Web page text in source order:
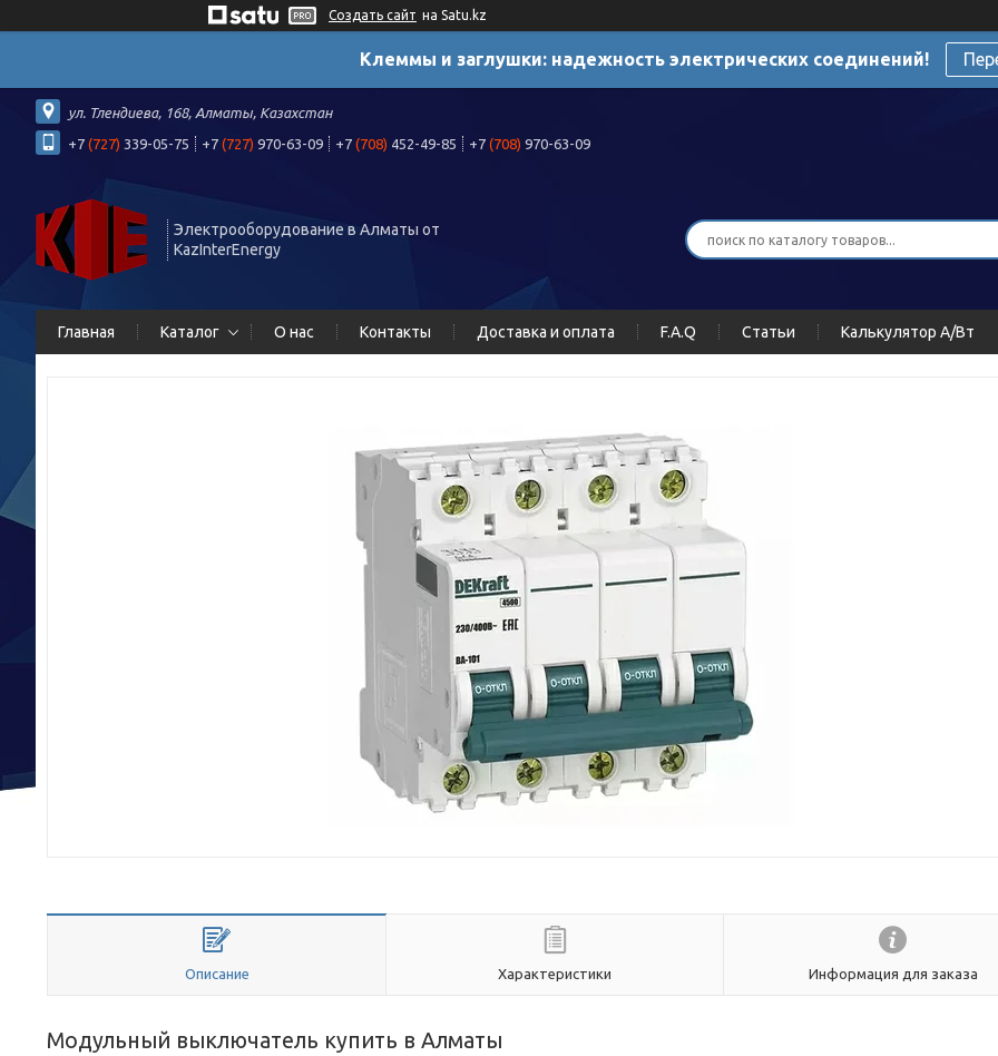
Создать сайт на Satu.kz
Клеммы и заглушки: надежность электрических соединений!
ул. Тлендиева, 168, Алматы, Казахстан
+7 (727) 339-05-75 +7 (727) 970-63-09 +7 (708) 452-49-85 +7 (708) 970-63-09
Электрооборудование в Алматы от
KazInterEnergy
Главная Каталог О нас Контакты Доставка и оплата F.A.Q Статьи Калькулятор А/Вт
Описание Характеристики Информация для заказа
Модульный выключатель купить в Алматы